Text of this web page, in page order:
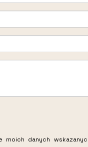
moich danych